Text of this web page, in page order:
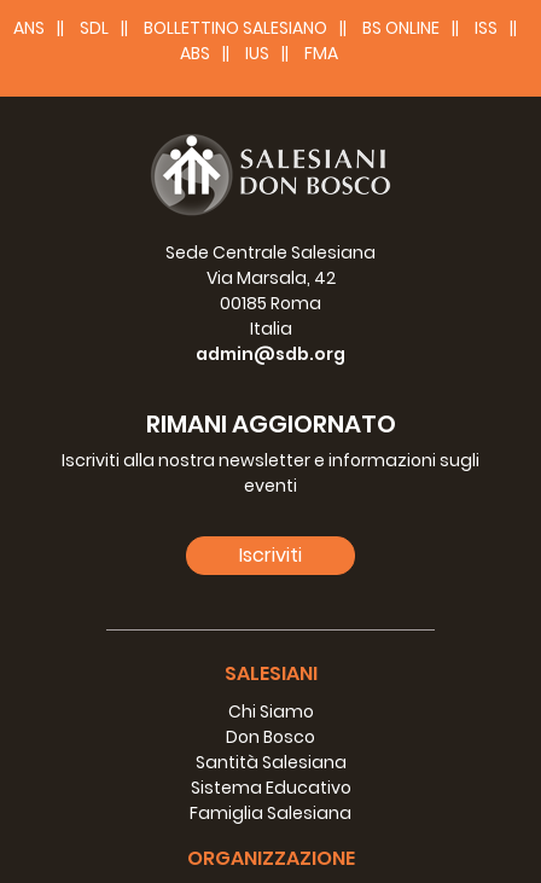
ANS SDL BOLLETTINO SALESIANO BS ONLINE
ISS
ABS
IUS FMA
Sede Centrale Salesiana
Via Marsala, 42
00185 Roma
Italia
admin@sdb.org
RIMANI AGGIORNATO
Iscriviti alla nostra newsletter e informazioni sugli
eventi
Iscriviti
SALESIANI
Chi Siamo
Don Bosco
Santità Salesiana
Sistema Educativo
Famiglia Salesiana
ORGANIZZAZIONE